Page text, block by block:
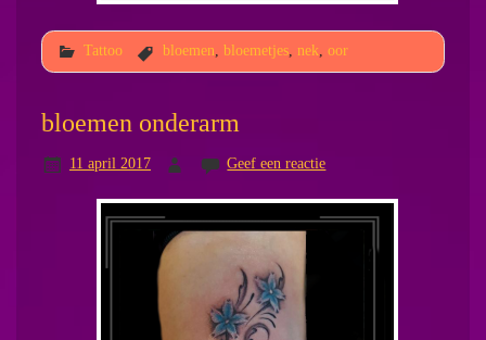
Tattoo bloemen bloemetjes, nek oor
bloemen onderarm
11 april 2017 Geef een reactie